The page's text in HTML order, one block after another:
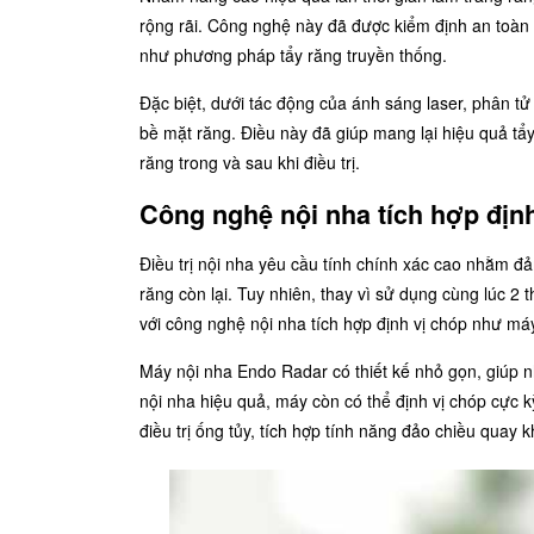
rộng rãi. Công nghệ này đã được kiểm định an
như phương pháp tẩy răng truyền thống.
Đặc biệt, dưới tác động của ánh sáng laser, phân
bề mặt răng. Điều này đã giúp mang lại hiệu quả
răng trong và sau khi điều trị.
Công nghệ nội nha tích hợp
Điều trị nội nha yêu cầu tính chính xác cao nhằm
răng còn lại. Tuy nhiên, thay vì sử dụng cùng lúc 2
với công nghệ nội nha tích hợp định vị chóp như
Máy nội nha Endo Radar có thiết kế nhỏ gọn, giúp
nội nha hiệu quả, máy còn có thể định vị chóp cực
điều trị ống tủy, tích hợp tính năng đảo chiều quay